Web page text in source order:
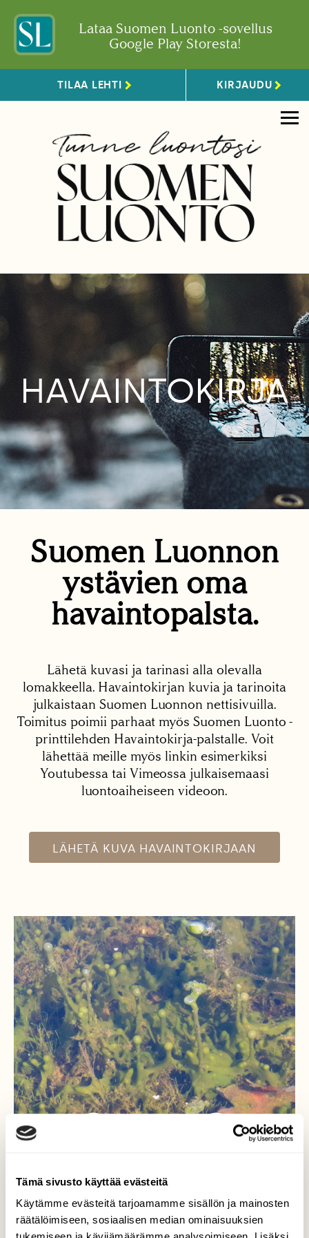
Tämä sivusto käyttää evästeitä
Käytämme evästeitä tarjoamamme sisällön ja mainosten
räätälöimiseen, sosiaalisen median ominaisuuksien
Lataa Suomen Luonto -sovellus
Google Play Storesta!
TILAA LEHTI KIRJAUDU
HAVAINTOKIRJA
Suomen Luonnon
ystävien oma
havaintopalsta.
Lähetä kuvasi ja tarinasi alla olevalla
lomakkeella. Havaintokirjan kuvia ja tarinoita
julkaistaan Suomen Luonnon nettisivuilla.
Toimitus poimii parhaat myös Suomen Luonto -
printtilehden Havaintokirja-palstalle. Voit
lähettää meille myös linkin esimerkiksi
Youtubessa tai Vimeossa julkaisemaasi
luontoaiheiseen videoon.
LÄHETÄ KUVA HAVAINTOKIRJAAN
Tolpat vedessä
Saimaan rannalla, katselin laiturilta veteen,